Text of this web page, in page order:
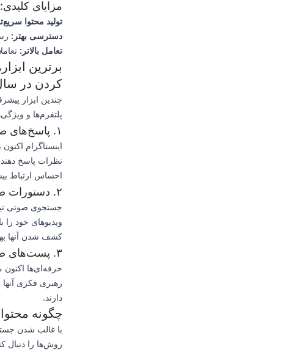
مزایای کلیدی:
تولید محتوا
دسترسی بهتر:
تعامل بالاتر:
برترین
کردن در سال
چندین ابزار
پلتفرم‌ها و
۱. پاسخ‌های صوتی اینستاگرام
اینستاگرام
نظرات پاسخ
احساس ارتباط
۲. دستورات صوتی تیک‌تاک
جستجوی صوتی
ویدیوهای خود را
کشف شدن آنها
۳. پست‌های صوتی لینکدین
حرفه‌ای‌ها اکنون
رهبری فکری
دارند.
چگونه
با غالب شدن
روش‌ها را دنبال